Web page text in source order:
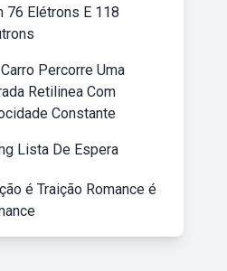
76 Elétrons E 118
Percorre Uma
Retilinea Com
Constante
Lista De Espera
é Traição Romance é